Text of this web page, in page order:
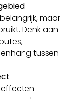
maar
Denk aan
tussen